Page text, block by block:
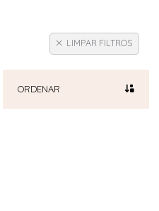
LIMPAR FILTROS
ORDENAR